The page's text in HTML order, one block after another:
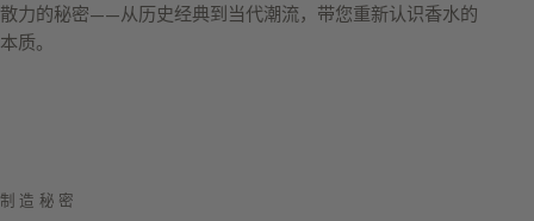
散力的秘密——从历史经典到当代潮流，带您重新认识香水的
本质。
制造秘密